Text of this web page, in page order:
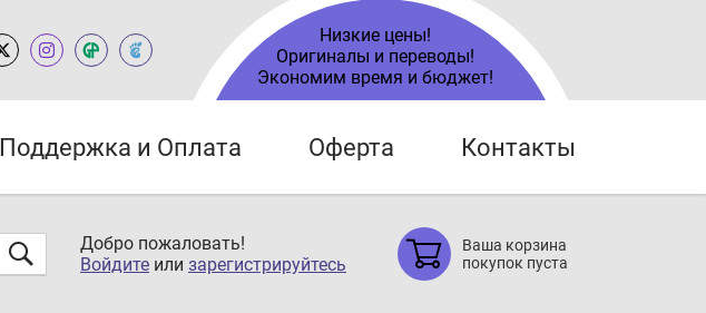
Низкие цены!
Оригиналы и переводы!
Экономим время и бюджет!
Поддержка и Оплата Оферта Контакты
Добро пожаловать!
Войдите или зарегистрируйтесь
Ваша корзина
покупок пуста